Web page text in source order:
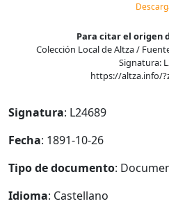
Para citar el origen
Colección Local de Altza /
Signatura:
https://altza.info/
Signatura: L24689
Fecha: 1891-10-26
Tipo de documento:
Idioma: Castellano